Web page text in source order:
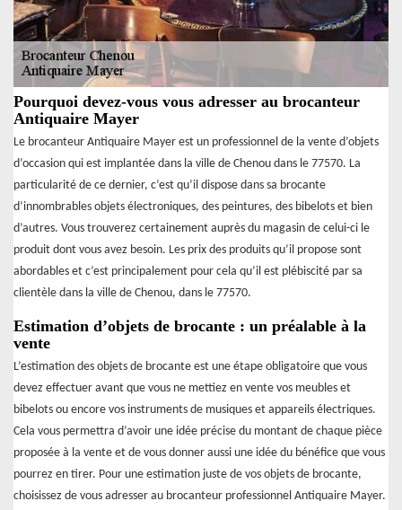
Pourquoi devez-vous vous adresser au brocanteur
Antiquaire Mayer
Le brocanteur Antiquaire Mayer est un professionnel de la vente d’objets
d’occasion qui est implantée dans la ville de Chenou dans le 77570. La
particularité de ce dernier, c’est qu’il dispose dans sa brocante
d’innombrables objets électroniques, des peintures, des bibelots et bien
d’autres. Vous trouverez certainement auprès du magasin de celui-ci le
produit dont vous avez besoin. Les prix des produits qu’il propose sont
abordables et c’est principalement pour cela qu’il est plébiscité par sa
clientèle dans la ville de Chenou, dans le 77570.
Estimation d’objets de brocante : un préalable à la
vente
L’estimation des objets de brocante est une étape obligatoire que vous
devez effectuer avant que vous ne mettiez en vente vos meubles et
bibelots ou encore vos instruments de musiques et appareils électriques.
Cela vous permettra d’avoir une idée précise du montant de chaque pièce
proposée à la vente et de vous donner aussi une idée du bénéfice que vous
pourrez en tirer. Pour une estimation juste de vos objets de brocante,
choisissez de vous adresser au brocanteur professionnel Antiquaire Mayer.